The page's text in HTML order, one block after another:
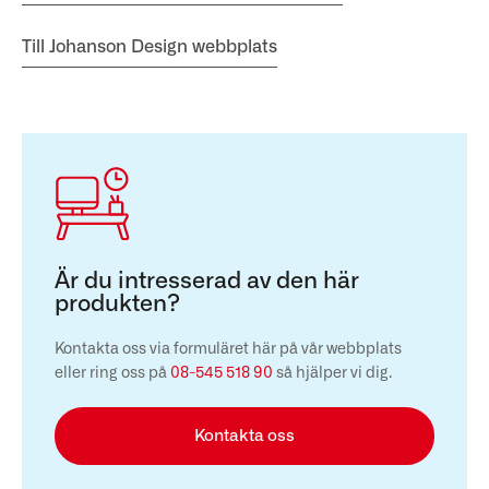
Till Johanson Design webbplats
Är du intresserad av den här
produkten?
Kontakta oss via formuläret här på vår webbplats
eller ring oss på 08-545 518 90 så hjälper vi dig.
Kontakta oss